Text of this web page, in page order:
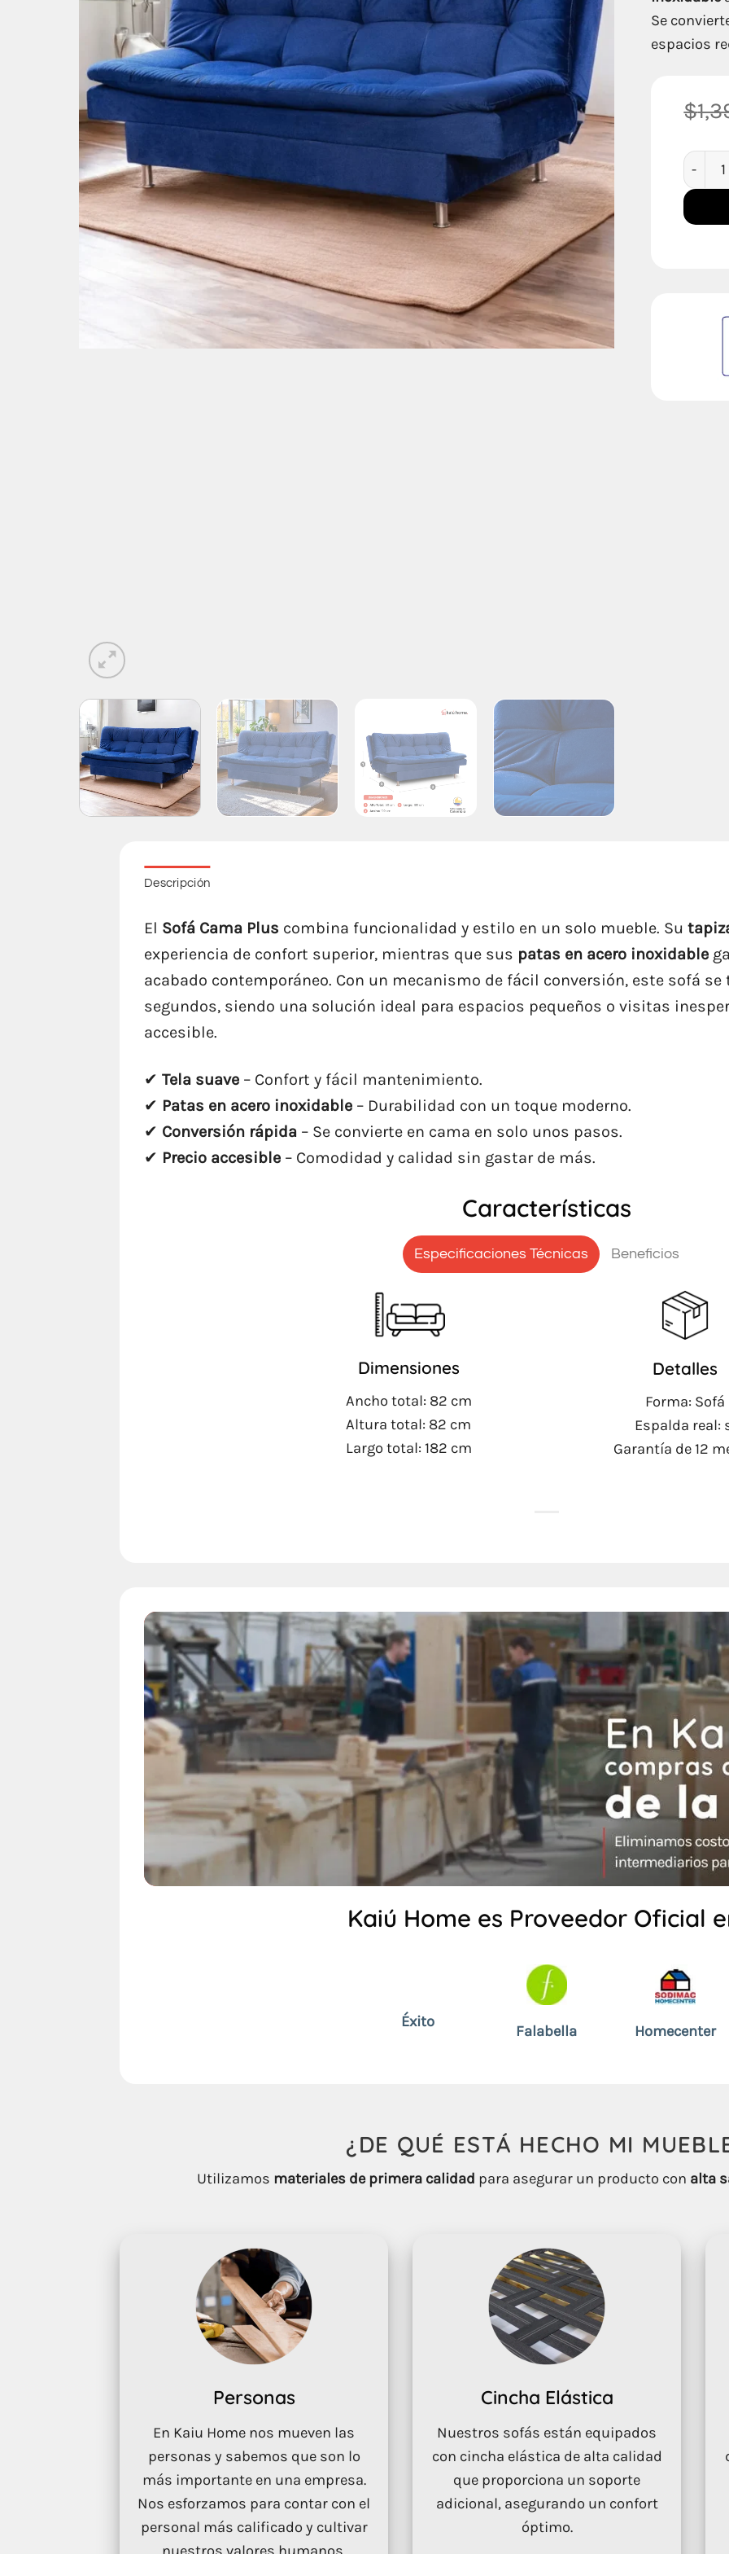
Se
espacios
$
Sofa
Descripción
El Sofá Cama Plus combina funcionalidad y estilo en un solo mueble. Su
experiencia de confort superior, mientras que sus patas en acero inoxidable
acabado contemporáneo. Con un mecanismo de fácil conversión, este sofá
segundos, siendo una solución ideal para espacios pequeños o visitas
accesible.
✔ Tela suave – Confort y fácil mantenimiento.
✔ Patas en acero inoxidable – Durabilidad con un toque moderno.
✔ Conversión rápida – Se convierte en cama en solo unos pasos.
✔ Precio accesible – Comodidad y calidad sin gastar de más.
Características
Especificaciones Técnicas Beneficios
Dimensiones
Ancho total: 82 cm
Altura total: 82 cm
Largo total: 182 cm
Detalles
Forma: Sofá
Espalda real:
Garantía de 12
Kaiú Home es Proveedor Oficial
Éxito
Falabella Homecenter
¿DE QUÉ ESTÁ HECHO MI
Utilizamos materiales de primera calidad para asegurar un producto con alta
Personas
En Kaiu Home nos mueven las
personas y sabemos que son lo
más importante en una empresa.
Nos esforzamos para contar con el
personal más calificado y cultivar
Cincha Elástica
Nuestros sofás están equipados
con cincha elástica de alta calidad
que proporciona un soporte
adicional, asegurando un confort
óptimo.